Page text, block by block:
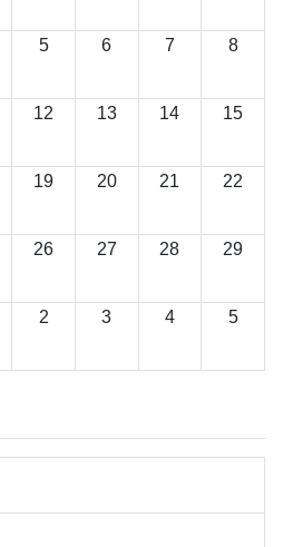
5 6 7 8
12 13 14 15
19 20 21 22
26 27 28 29
2 3 4 5